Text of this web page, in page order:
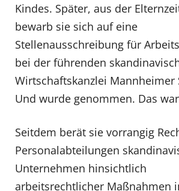
Kindes. Später, aus der
bewarb sie sich auf eine
Stellenausschreibung für
bei der führenden
Wirtschaftskanzlei Mannheimer
Und wurde genommen. Das
Seitdem berät sie vorrangig
Personalabteilungen
Unternehmen hinsichtlich
arbeitsrechtlicher Maßnahmen